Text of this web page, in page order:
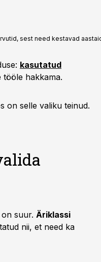
sest need kestavad
kasutatud
tööle hakkama.
on selle valiku teinud.
suur. Äriklassi
nii, et need ka